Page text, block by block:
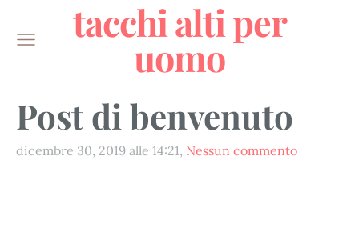
tacchi alti per
uomo
Post di benvenuto
dicembre 30, 2019 alle 14:21, Nessun commento